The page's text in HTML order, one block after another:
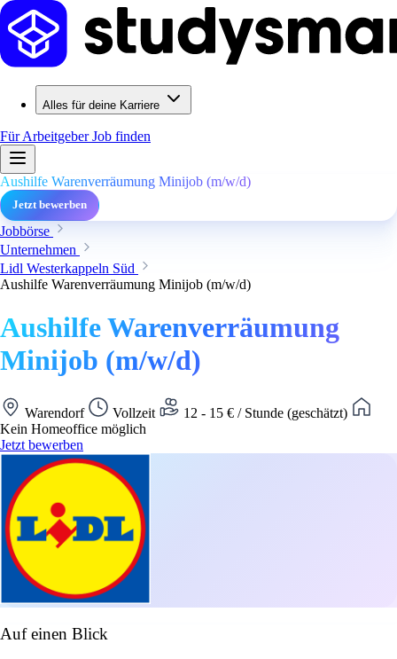
Alles für deine Karriere
Für ArbeitgeberJob finden
Aushilfe Warenverräumung Minijob (m/w/d)
Jetzt bewerben
Jobbörse
Unternehmen
Lidl Westerkappeln Süd
Aushilfe Warenverräumung Minijob (m/w/d)
Aushilfe Warenverräumung
Minijob (m/w/d)
Warendorf Vollzeit
12 - 15 € / Stunde (geschätzt)
Kein Homeoffice möglich
Jetzt bewerben
Auf einen Blick